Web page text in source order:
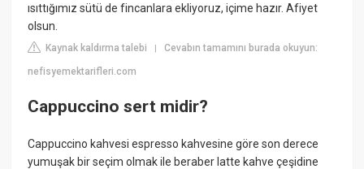
ısıttığımız sütü de fincanlara ekliyoruz, içime hazır. Afiyet
olsun.
Kaynak kaldırma talebi |Cevabın tamamını burada okuyun:
nefisyemektarifleri.com
Cappuccino sert midir?
Cappuccino kahvesi espresso kahvesine göre son derece
yumuşak bir seçim olmak ile beraber latte kahve çeşidine